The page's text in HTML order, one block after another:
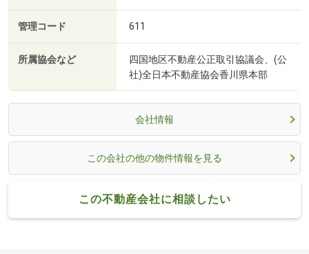
管理コード 611
所属協会など
四国地区不動産公正取引協議会、(公
社)全日本不動産協会香川県本部
会社情報
この会社の他の物件情報を見る
この不動産会社に相談したい